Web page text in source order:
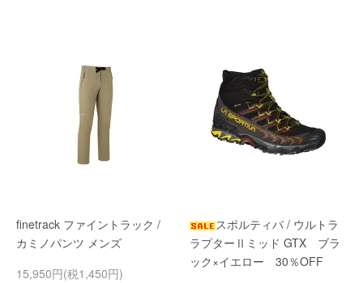
finetrack ファイントラック /
カミノパンツ メンズ
15,950円(税1,450円)
スポルティバ / ウルトラ
ラプターⅡミッド GTX ブラ
ック×イエロー 30％OFF